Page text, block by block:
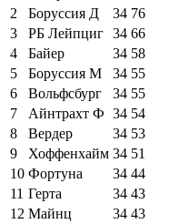
2
Боруссия Д 34 76
3
РБ Лейпциг 34 66
4
Байер 34 58
5
Боруссия М 34 55
6
Вольфсбург 34 55
7
Айнтрахт Ф 34 54
8
Вердер 34 53
9
Хоффенхайм 34 51
10 Фортуна 34 44
11 Герта 34 43
12 Майнц 34 43